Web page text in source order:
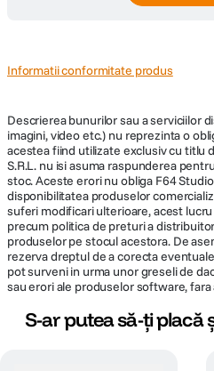
Informatii conformitate produs
Descrierea bunurilor sau a serviciilor
imagini, video etc.) nu reprezinta o
acestea fiind utilizate exclusiv cu titlu
S.R.L. nu isi asuma raspunderea
stoc. Aceste erori nu obliga F64
disponibilitatea produselor
suferi modificari ulterioare, acest
precum politica de preturi a
produselor pe stocul acestora. De
rezerva dreptul de a corecta
pot surveni in urma unor greseli de
sau erori ale produselor software, fara
S-ar putea să-ți placă